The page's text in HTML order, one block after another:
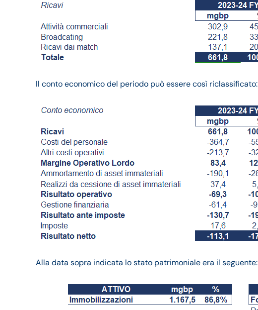
Il conto economico del periodo può essere così riclassificato:
Alla data sopra indicata lo stato patrimoniale era il seguente: